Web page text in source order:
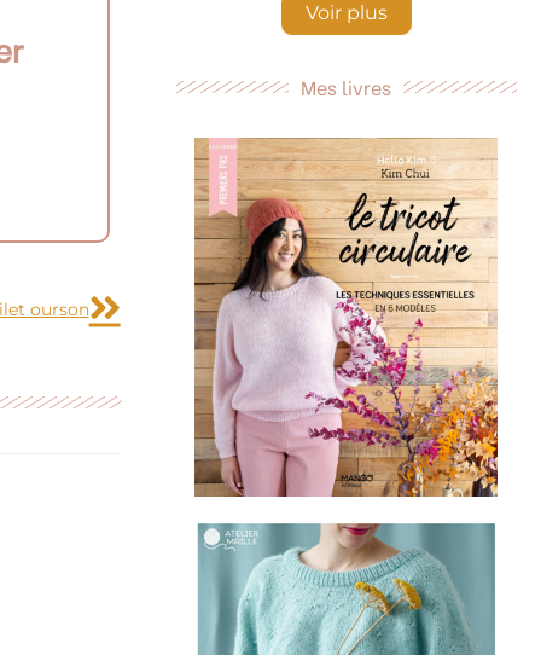
ourson
Suivant
Voir plus
Mes livres